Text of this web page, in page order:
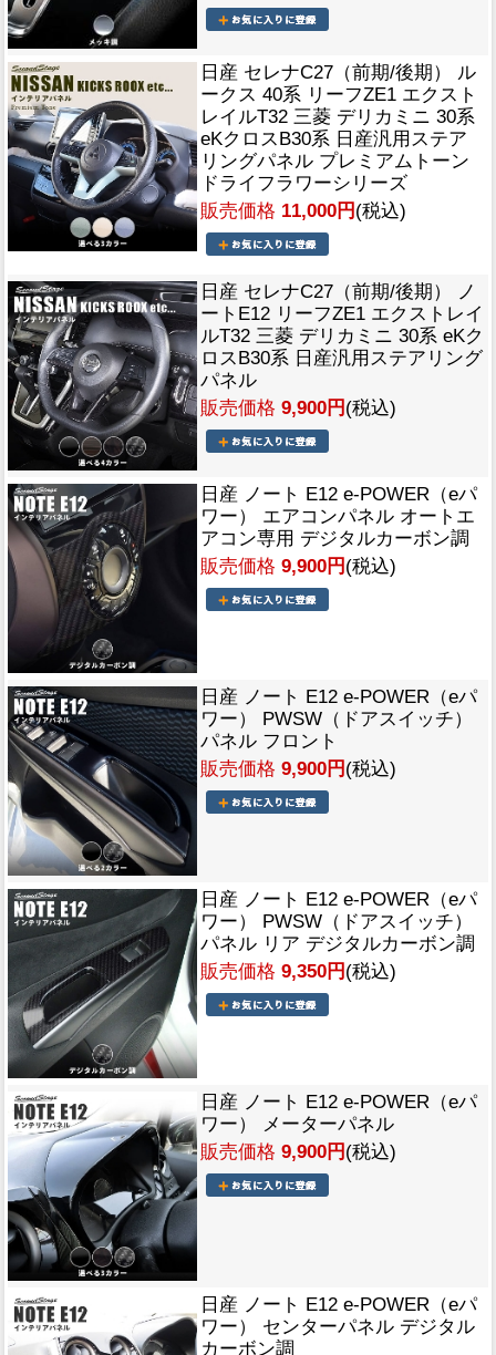
日産 セレナC27（前期/後期） ル
ークス 40系 リーフZE1 エクスト
レイルT32 三菱 デリカミニ 30系
eKクロスB30系 日産汎用ステア
リングパネル プレミアムトーン
ドライフラワーシリーズ
販売価格 11,000円 (税込)
日産 セレナC27（前期/後期） ノ
ートE12 リーフZE1 エクストレイ
ルT32 三菱 デリカミニ 30系 eKク
ロスB30系 日産汎用ステアリング
パネル
販売価格 9,900円 (税込)
日産 ノート E12 e-POWER（eパ
ワー） エアコンパネル オートエ
アコン専用 デジタルカーボン調
販売価格 9,900円 (税込)
日産 ノート E12 e-POWER（eパ
ワー） PWSW（ドアスイッチ）
パネル フロント
販売価格 9,900円 (税込)
日産 ノート E12 e-POWER（eパ
ワー） PWSW（ドアスイッチ）
パネル リア デジタルカーボン調
販売価格 9,350円 (税込)
日産 ノート E12 e-POWER（eパ
ワー） メーターパネル
販売価格 9,900円 (税込)
日産 ノート E12 e-POWER（eパ
ワー） センターパネル デジタル
カーボン調